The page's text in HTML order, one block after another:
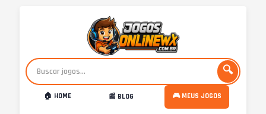
🔍
🏠 HOME 📰 BLOG 🎮 MEUS JOGOS